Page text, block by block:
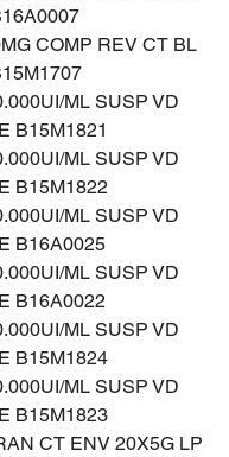
COMP REV CT BL
ML SUSP VD
B15M1821
ML SUSP VD
B15M1822
ML SUSP VD
B16A0025
ML SUSP VD
B16A0022
ML SUSP VD
B15M1824
ML SUSP VD
B15M1823
CT ENV 20X5G LP